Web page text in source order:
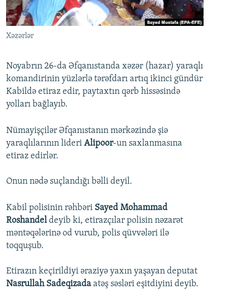
İNFOQRAFIKA
KARIKATURA
AZƏRBAYCAN ƏDƏBIYYATI KITABXANASI
İSLAM VƏ DEMOKRATIYA
MISSIYAMIZ
PEŞƏ ETIKASI VƏ JURNALISTIKA STANDARTLARIMIZ
AZADLIQRADIOSU MOBIL TELEFONUNUZDA
BIZIMLƏ ƏLAQƏ
XƏBƏR BÜLLETENLƏRIMIZ
BIZI IZLƏ
RFE/RL-in bütün saytları
Xəzərlər
Noyabrın 26-da Əfqanıstanda xəzər (hazar) yaraqlı
komandirinin yüzlərlə tərəfdarı artıq ikinci gündür
Kabildə etiraz edir, paytaxtın qərb hissəsində
yolları bağlayıb.
Nümayişçilər Əfqanıstanın mərkəzində şiə
yaraqlılarının lideri Alipoor-un saxlanmasına
etiraz edirlər.
Onun nədə suçlandığı bəlli deyil.
Kabil polisinin rəhbəri Sayed Mohammad
Roshandeldeyib ki, etirazçılar polisin nəzarət
məntəqələrinə od vurub, polis qüvvələri ilə
toqquşub.
Etirazın keçirildiyi əraziyə yaxın yaşayan deputat
Nasrullah Sadeqizada atəş səsləri eşitdiyini deyib.